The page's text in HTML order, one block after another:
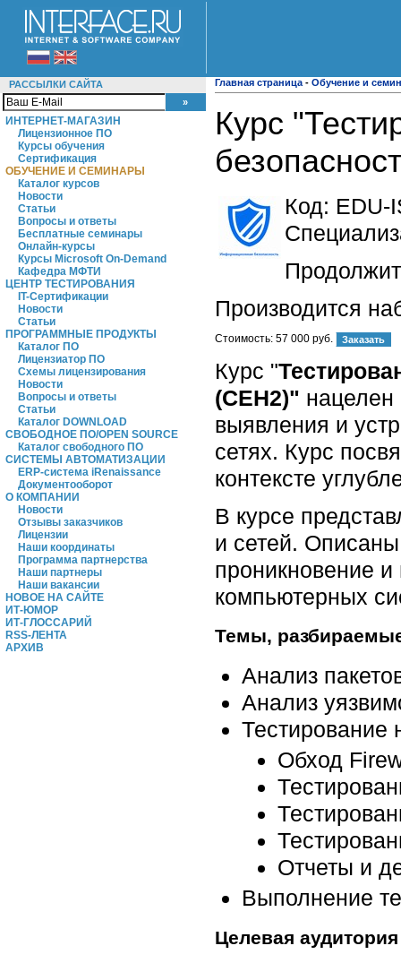
РАССЫЛКИ САЙТА
ИНТЕРНЕТ-МАГАЗИН
Лицензионное ПО
Курсы обучения
Сертификация
ОБУЧЕНИЕ И СЕМИНАРЫ
Каталог курсов
Новости
Статьи
Вопросы и ответы
Бесплатные семинары
Онлайн-курсы
Курсы Microsoft On-Demand
Кафедра МФТИ
ЦЕНТР ТЕСТИРОВАНИЯ
IT-Сертификации
Новости
Статьи
ПРОГРАММНЫЕ ПРОДУКТЫ
Каталог ПО
Лицензиатор ПО
Схемы лицензирования
Новости
Вопросы и ответы
Статьи
Каталог DOWNLOAD
СВОБОДНОЕ ПО/OPEN SOURCE
Каталог свободного ПО
СИСТЕМЫ АВТОМАТИЗАЦИИ
ERP-система iRenaissance
Документооборот
О КОМПАНИИ
Новости
Отзывы заказчиков
Лицензии
Наши координаты
Программа партнерства
Наши партнеры
Наши вакансии
НОВОЕ НА САЙТЕ
ИТ-ЮМОР
ИТ-ГЛОССАРИЙ
RSS-ЛЕНТА
АРХИВ
Главная страница - Обучение и
Курс
Код: EDU-
Производится
Стоимость: 57 000 руб.
Курс "
(СЕН2)" нацелен
выявления и
сетях. Курс
контексте
В курсе
и сетей.
проникновение
компьютерных
Темы,
Анализ
Анализ
Тестирование
Обход
Отчеты и
Выполнение
Целевая